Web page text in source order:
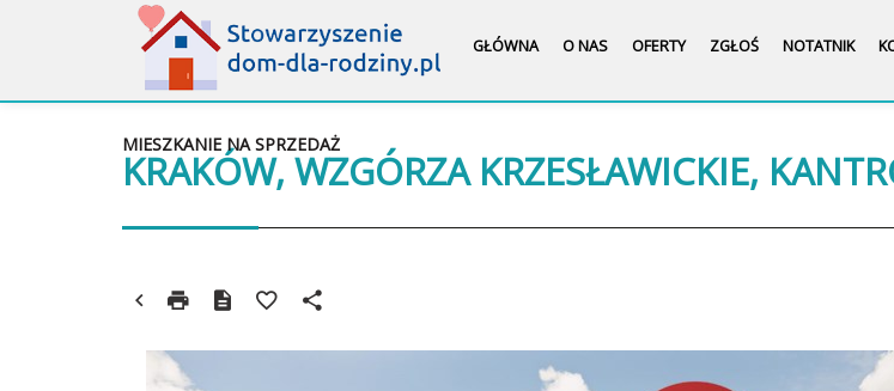
GŁÓWNA O NAS OFERTY ZGŁOŚ NOTATNIK
KRAKÓW, WZGÓRZA KRZESŁAWICKIE,
MIESZKANIE NA SPRZEDAŻ